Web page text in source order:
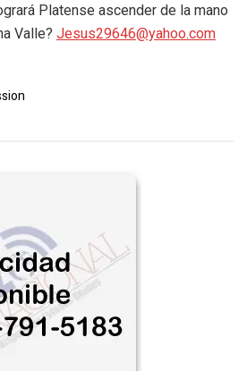
Platense ascender de la mano
Valle? Jesus29646@yahoo.com